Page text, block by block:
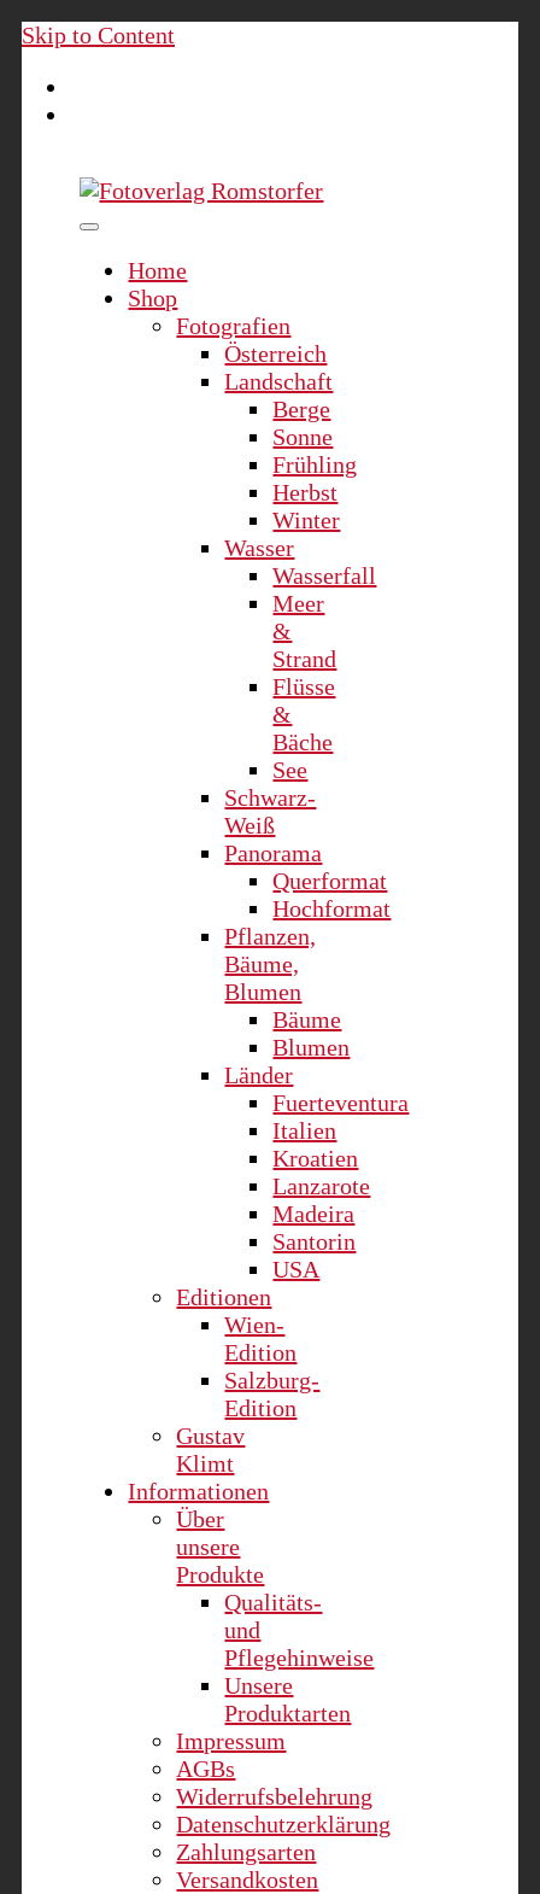
Skip to Content
Home
Shop
Fotografien
Österreich
Landschaft
Berge
Sonne
Frühling
Herbst
Winter
Wasser
Wasserfall
Meer
&
Strand
Flüsse
&
Bäche
See
Schwarz-
Weiß
Panorama
Querformat
Hochformat
Pflanzen,
Bäume,
Blumen
Bäume
Blumen
Länder
Fuerteventura
Italien
Kroatien
Lanzarote
Madeira
Santorin
USA
Editionen
Wien-
Edition
Salzburg-
Edition
Gustav
Klimt
Informationen
Über
unsere
Produkte
Qualitäts-
und
Pflegehinweise
Unsere
Produktarten
Impressum
AGBs
Widerrufsbelehrung
Datenschutzerklärung
Zahlungsarten
Versandkosten